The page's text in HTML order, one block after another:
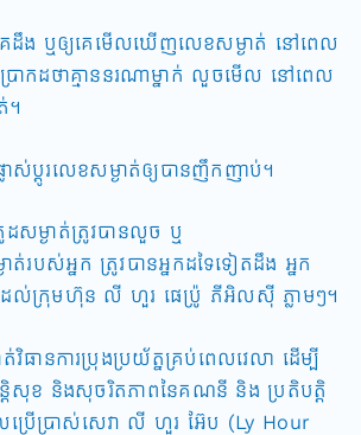
ឬឲ្យគេមើលឃើញលេខសម្ងាត់ នៅពេល
ា្រកដថាគ្មាននរណាម្នាក់ លួចមើល នៅពេល
។
ស់ប្តូរលេខសម្ងាត់ឲ្យបានញឹកញាប់។
សម្ងាត់ត្រូវបានលួច ឬ
របស់អ្នក ត្រូវបានអ្នកដទៃទៀតដឹង អ្នក
ដល់ក្រុមហ៊ុន លី ហួរ ផេប៉្រូ ភីអិលស៊ី ភ្លាមៗ។
ធានការប្រុងប្រយ័ត្នគ្រប់ពេលវេលា ដើម្បី
ន្តិសុខ និងសុចរិតភាពនៃគណនី និង ប្រតិបត្តិ
ប្រើប្រាស់សេវា លី ហួរ អ៊ែប (Ly Hour